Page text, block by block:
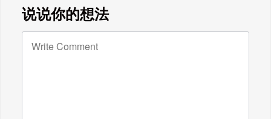
广东雄进｜教师节到了，祝节日健康
快乐!天下老师们身体健康!
说说你的想法